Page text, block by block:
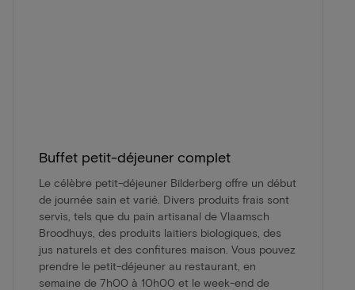
Buffet petit-déjeuner complet
Le célèbre petit-déjeuner Bilderberg offre un début
de journée sain et varié. Divers produits frais sont
servis, tels que du pain artisanal de Vlaamsch
Broodhuys, des produits laitiers biologiques, des
jus naturels et des confitures maison. Vous pouvez
prendre le petit-déjeuner au restaurant, en
semaine de 7h00 à 10h00 et le week-end de